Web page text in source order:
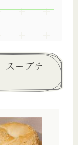
スープチ